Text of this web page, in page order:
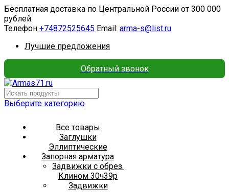
Бесплатная доставка по Центральной России от 300 000
рублей.
Телефон +74872525645 Email: arma-s@list.ru
Лучшие предложения
Обратный звонок
Выберите категорию
Все товары
Заглушки
Эллиптические
Запорная арматура
Задвижки с обрез.
Клином 30ч39р
Задвижки